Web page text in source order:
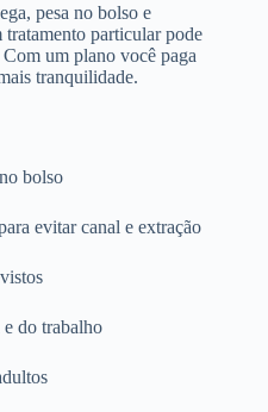
pesa no bolso e
particular pode
um plano você paga
tranquilidade.
bolso
evitar canal e extração
e do trabalho